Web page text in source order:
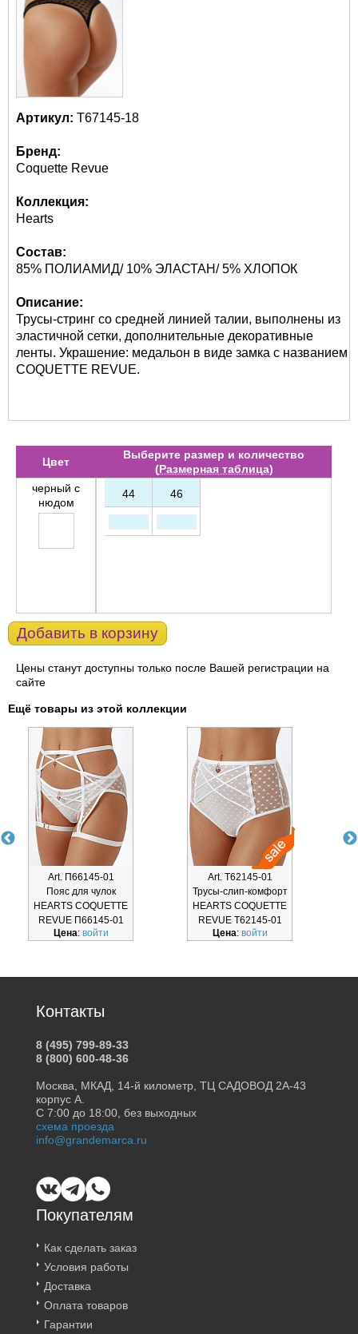
Артикул: Т67145-18
Бренд:
Coquette Revue
Коллекция:
Hearts
Состав:
85% ПОЛИАМИД/ 10% ЭЛАСТАН/ 5% ХЛОПОК
Описание:
Трусы-стринг со средней линией талии, выполнены из
эластичной сетки, дополнительные декоративные
ленты. Украшение: медальон в виде замка с названием
COQUETTE REVUE.
Цвет
Выберите размер и количество
(Размерная таблица)
черный с
нюдом
44 46
Добавить в корзину
Цены станут доступны только после Вашей регистрации на
сайте
Ещё товары из этой коллекции
Art. П66145-01
Пояс для чулок
HEARTS COQUETTE
REVUE П66145-01
Цена: войти
Art. Т62145-01
Трусы-слип-комфорт
HEARTS COQUETTE
REVUE Т62145-01
Цена: войти
Покупателям
Как сделать заказ
Условия работы
Доставка
Оплата товаров
Гарантии
Контакты
8 (495) 799-89-33
8 (800) 600-48-36
Москва, МКАД, 14-й километр, ТЦ САДОВОД 2А-43
корпус А.
С 7:00 до 18:00, без выходных
схема проезда
info@grandemarca.ru